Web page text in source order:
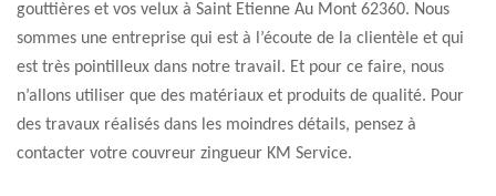
gouttières et vos velux à Saint Etienne Au Mont 62360. Nous
sommes une entreprise qui est à l’écoute de la clientèle et qui
est très pointilleux dans notre travail. Et pour ce faire, nous
n’allons utiliser que des matériaux et produits de qualité. Pour
des travaux réalisés dans les moindres détails, pensez à
contacter votre couvreur zingueur KM Service.